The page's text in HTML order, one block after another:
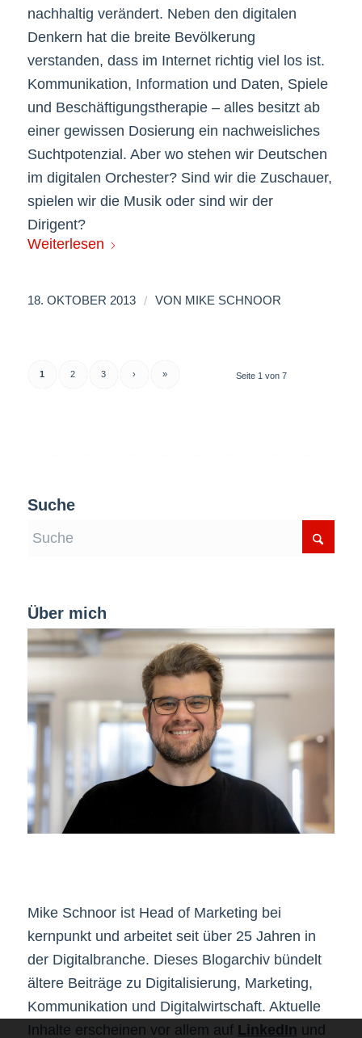
nachhaltig verändert. Neben den digitalen
Denkern hat die breite Bevölkerung
verstanden, dass im Internet richtig viel los ist.
Kommunikation, Information und Daten, Spiele
und Beschäftigungstherapie – alles besitzt ab
einer gewissen Dosierung ein nachweisliches
Suchtpotenzial. Aber wo stehen wir Deutschen
im digitalen Orchester? Sind wir die Zuschauer,
spielen wir die Musik oder sind wir der
Dirigent?
Weiterlesen
18. OKTOBER 2013 / VON MIKE SCHNOOR
Seite 1 von 7
1 2 3 › »
Suche
Über mich
Mike Schnoor ist Head of Marketing bei
kernpunkt und arbeitet seit über 25 Jahren in
der Digitalbranche. Dieses Blogarchiv bündelt
ältere Beiträge zu Digitalisierung, Marketing,
Kommunikation und Digitalwirtschaft. Aktuelle
Inhalte erscheinen vor allem auf LinkedIn und